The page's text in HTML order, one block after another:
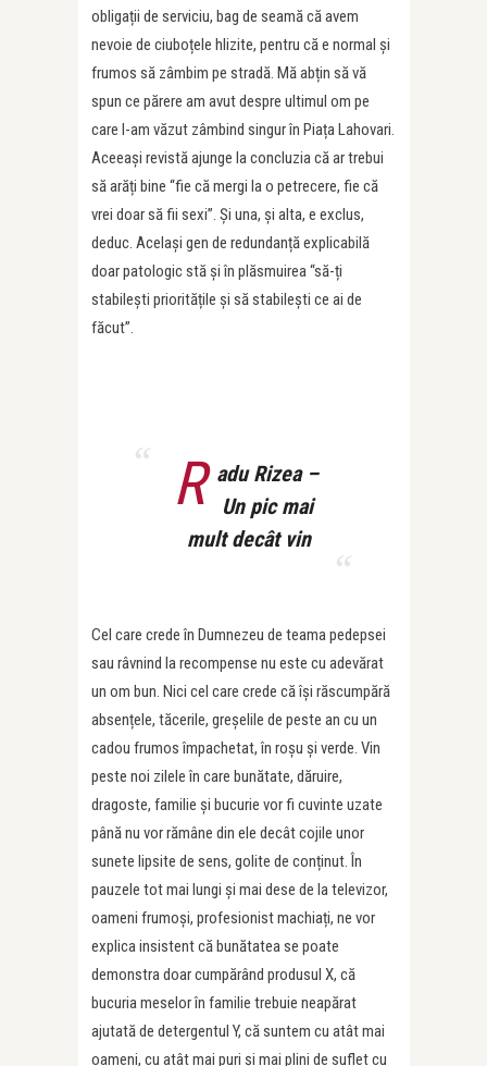
obligații de serviciu, bag de seamă că avem
nevoie de ciuboțele hlizite, pentru că e normal și
frumos să zâmbim pe stradă. Mă abțin să vă
spun ce părere am avut despre ultimul om pe
care l-am văzut zâmbind singur în Piața Lahovari.
Aceeași revistă ajunge la concluzia că ar trebui
să arăți bine “fie că mergi la o petrecere, fie că
vrei doar să fii sexi”. Și una, și alta, e exclus,
deduc. Același gen de redundanță explicabilă
doar patologic stă și în plăsmuirea “să-ți
stabilești prioritățile și să stabilești ce ai de
făcut”.
R adu Rizea –
Un pic mai
mult decât vin
Cel care crede în Dumnezeu de teama pedepsei
sau râvnind la recompense nu este cu adevărat
un om bun. Nici cel care crede că își răscumpără
absențele, tăcerile, greșelile de peste an cu un
cadou frumos împachetat, în roșu și verde. Vin
peste noi zilele în care bunătate, dăruire,
dragoste, familie și bucurie vor fi cuvinte uzate
până nu vor rămâne din ele decât cojile unor
sunete lipsite de sens, golite de conținut. În
pauzele tot mai lungi și mai dese de la televizor,
oameni frumoși, profesionist machiați, ne vor
explica insistent că bunătatea se poate
demonstra doar cumpărând produsul X, că
bucuria meselor în familie trebuie neapărat
ajutată de detergentul Y, că suntem cu atât mai
oameni, cu atât mai puri și mai plini de suflet cu